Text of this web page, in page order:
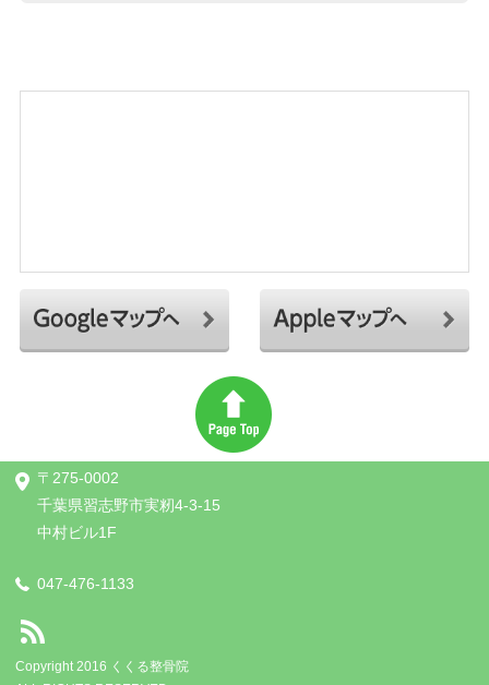
〒275-0002
千葉県習志野市実籾4-3-15
中村ビル1F
047-476-1133
Copyright 2016 くくる整骨院